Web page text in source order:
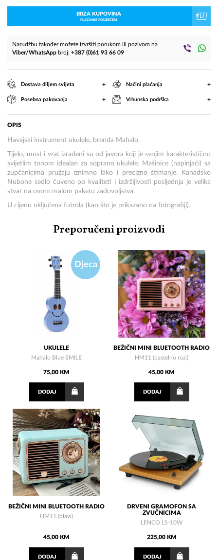
BRZA KUPOVINA
PLAĆANJE POUZEĆEM
Narudžbu također možete izvršiti porukom ili pozivom na
Viber/WhatsApp broj: +387 (0)61 93 66 09
Dostava diljem svijeta + Načini plaćanja +
Posebna pakovanja + Vrhunska podrška +
OPIS
Havajski instrument ukulele, brenda Mahalo.
Tijelo, most i vrat izrađeni su od javora koji je svojim karakteristično
svijetlim tonom idealan za soprano ukulele. Mašinice (napinjači) sa
zupčanicima pružaju iznimno lako i precizno štimanje. Kanadsko
Nubone sedlo čuveno po kvaliteti i izdržljivosti posljednja je velika
stvar na ovom malom paketu zadovoljstva.
U cijenu uključena futrola (kao što je prikazano na fotografiji).
Preporučeni proizvodi
Djeca
UKULELE
Mahalo Blue SMILE
75,00 KM
DODAJ
BEŽIČNI MINI BLUETOOTH RADIO
HM11 (pastelno rozi)
45,00 KM
DODAJ
BEŽIČNI MINI BLUETOOTH RADIO
HM11 (plavi)
45,00 KM
DODAJ
DRVENI GRAMOFON SA
ZVUČNICIMA
LENCO LS-10W
225,00 KM
DODAJ